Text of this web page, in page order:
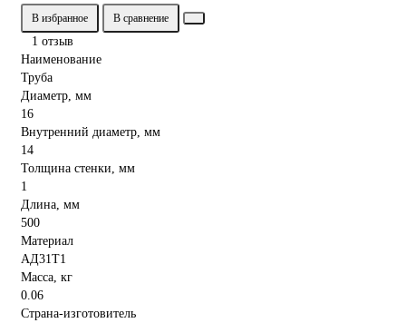
В избранное В сравнение
1 отзыв
Наименование
Труба
Диаметр, мм
16
Внутренний диаметр, мм
14
Толщина стенки, мм
1
Длина, мм
500
Материал
АД31Т1
Масса, кг
0.06
Страна-изготовитель